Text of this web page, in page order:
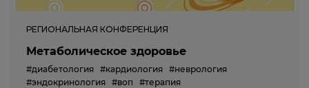
РЕГИОНАЛЬНАЯ КОНФЕРЕНЦИЯ
Метаболическое здоровье
#диабетология #кардиология #неврология
#эндокринология #воп
#терапия